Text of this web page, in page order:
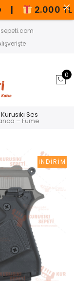
0
Kurusıkı Ses
– Füme
İNDIRIM
2.000 TL